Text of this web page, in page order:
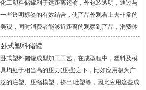
化工塑料储罐利于远距离运输，外包装透明，通过与
一些透明标签的有效结合，使产品外观看上去非常的
美观，同时消费者能够近距离的观察到产品，消费体
验更加的完美。可见塑料储罐在很大的程度上取代了
卧式塑料储罐
卧式塑料储罐成型加工工艺，在成型程中，塑料及模
具均处于相当高的压力(压强)之下，比如应用极为广
泛的注塑、压缩模塑，挤出.吐塑等，因此应用这些成